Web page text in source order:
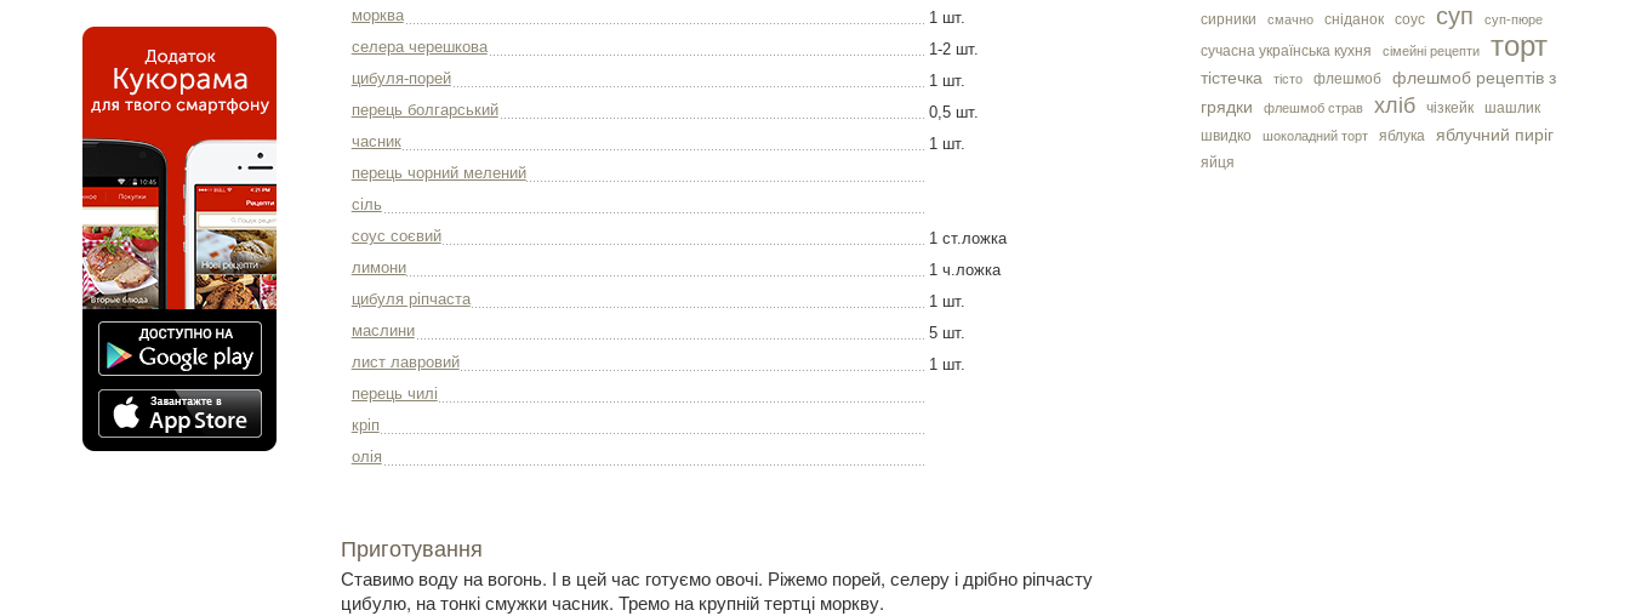
сирники смачно сніданок соус суп суп-пюре
сучасна українська кухня сімейні рецепти торт
тістечка тісто флешмоб
флешмоб рецептів з
грядки
флешмоб страв хліб чізкейк
шашлик
швидко
шоколадний торт яблука яблучний пиріг
яйця
морква
1 шт.
селера черешкова
1-2 шт.
цибуля-порей
1 шт.
перець болгарський
0,5 шт.
часник
1 шт.
перець чорний мелений
сіль
соус соєвий
1 ст.ложка
лимони
1 ч.ложка
цибуля ріпчаста
1 шт.
маслини
5 шт.
лист лавровий
1 шт.
перець чилі
кріп
олія
Приготування
Ставимо воду на вогонь. І в цей час готуємо овочі. Ріжемо порей, селеру і дрібно ріпчасту
цибулю, на тонкі смужки часник. Тремо на крупній тертці моркву.